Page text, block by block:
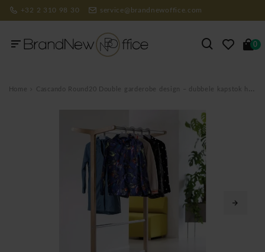
+32 2 310 98 30 service@brandnewoffice.com
0
Home Cascando Round20 Double garderobe design – dubbele kapstok hout aluminium